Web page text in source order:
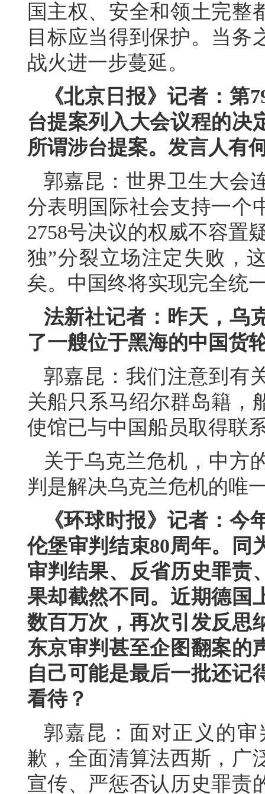
国主权、安全和领土完整
目标应当得到保护。当务
战火进一步蔓延。
《北京日报》记者：第
台提案列入大会议程的决
所谓涉台提案。发言人有
郭嘉昆：世界卫生大会
分表明国际社会支持一个
2758号决议的权威不容置
独”分裂立场注定失败，
矣。中国终将实现完全统
法新社记者：昨天，乌
了一艘位于黑海的中国货
郭嘉昆：我们注意到有
关船只系马绍尔群岛籍，
使馆已与中国船员取得联
关于乌克兰危机，中方
判是解决乌克兰危机的唯
《环球时报》记者：今
伦堡审判结束80周年。同
审判结果、反省历史罪责
果却截然不同。近期德国
数百万次，再次引发反思
东京审判甚至企图翻案的
自己可能是最后一批还记
看待？
郭嘉昆：面对正义的
歉，全面清算法西斯，广
宣传、严惩否认历史罪责